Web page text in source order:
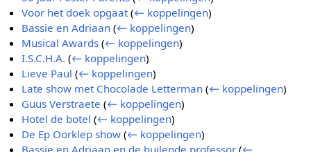
Voor het doek opgaat (← koppelingen)
Bassie en Adriaan (← koppelingen)
Musical Awards (← koppelingen)
I.S.C.H.A. (← koppelingen)
Lieve Paul (← koppelingen)
Late show met Chocolade Letterman (← koppelingen)
Guus Verstraete (← koppelingen)
Hotel de botel (← koppelingen)
De Ep Oorklep show (← koppelingen)